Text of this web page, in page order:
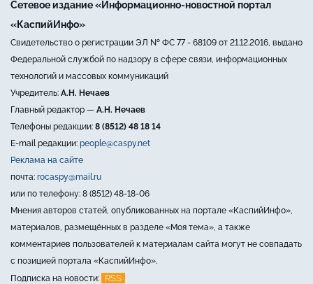
Сетевое издание «Информационно-новостной портал
«КаспийИнфо»
Свидетельство о регистрации ЭЛ № ФС 77 - 68109 от 21.12.2016, выдано
Федеральной службой по надзору в сфере связи, информационных
технологий и массовых коммуникаций
Учредитель: А.Н. Нечаев
Главный редактор — А.Н. Нечаев
Телефоны редакции: 8 (8512) 48 18 14
E-mail редакции: people@caspy.net
Реклама на сайте
почта: rocaspy@mail.ru
или по телефону: 8 (8512) 48-18-06
Мнения авторов статей, опубликованных на портале «КаспийИнфо»,
материалов, размещённых в разделе «Моя тема», а также
комментариев пользователей к материалам сайта могут не совпадать
с позицией портала «КаспийИнфо».
Подписка на новости:
RSS